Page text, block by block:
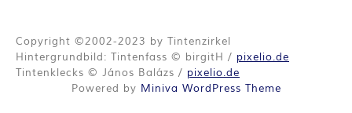
O
R
Copyright ©2002-2023 by Tintenzirkel
Hintergrundbild: Tintenfass © birgitH / pixelio.de
Tintenklecks © János Balázs / pixelio.de
Powered by Miniva WordPress Theme